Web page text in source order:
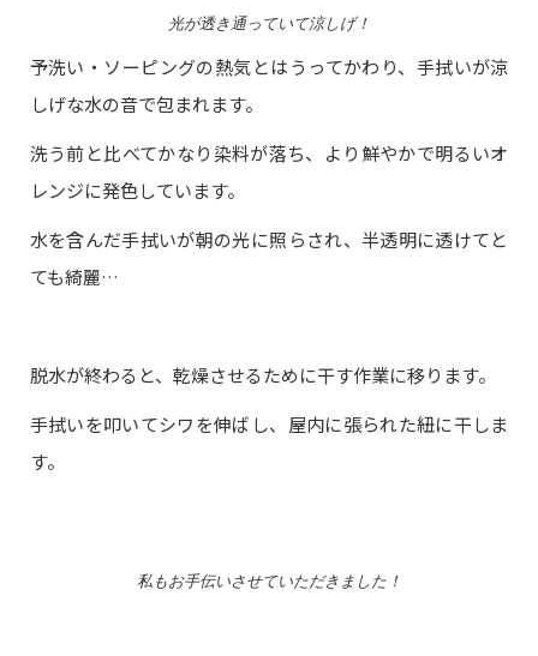
光が透き通っていて涼しげ！
予洗い・ソーピングの熱気とはうってかわり、手拭いが涼
しげな水の音で包まれます。
洗う前と比べてかなり染料が落ち、より鮮やかで明るいオ
レンジに発色しています。
水を含んだ手拭いが朝の光に照らされ、半透明に透けてと
ても綺麗…
脱水が終わると、乾燥させるために干す作業に移ります。
手拭いを叩いてシワを伸ばし、屋内に張られた紐に干しま
す。
私もお手伝いさせていただきました！